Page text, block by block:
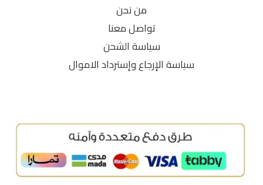
من نحن
تواصل معنا
سياسة الشحن
سياسة الإرجاع وإسترداد الاموال